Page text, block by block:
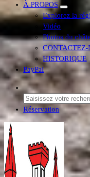
À PROPOS
Explorez la
Vidéo
Photos du
CONTACTEZ-
HISTORIQUE
PayPal
Réservation